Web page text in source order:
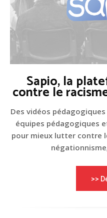
Sapio, la
contre le
Des vidéos
équipes pédagogiques
pour mieux lutter contre
>>